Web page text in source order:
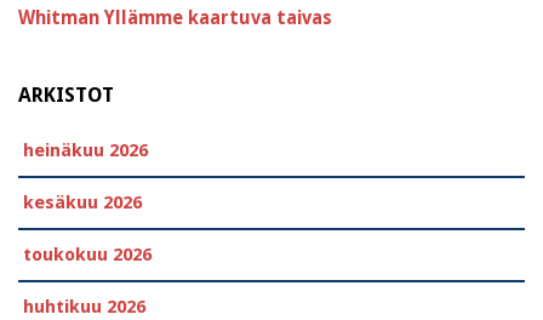
Whitman Yllämme kaartuva taivas
ARKISTOT
heinäkuu 2026
kesäkuu 2026
toukokuu 2026
huhtikuu 2026